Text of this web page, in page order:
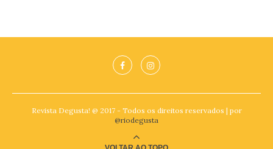
Revista Degusta! @ 2017 - Todos os direitos reservados | por
@riodegusta